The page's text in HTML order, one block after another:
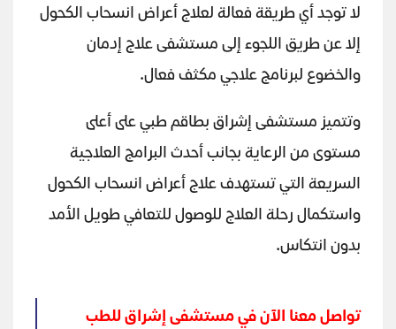
لا توجد أي طريقة فعالة لعلاج أعراض انسحاب الكحول
إلا عن طريق اللجوء إلى مستشفى علاج إدمان
والخضوع لبرنامج علاجي مكثف فعال.
وتتميز مستشفى إشراق بطاقم طبي على أعلى
مستوى من الرعاية بجانب أحدث البرامج العلاجية
السريعة التي تستهدف علاج أعراض انسحاب الكحول
واستكمال رحلة العلاج للوصول للتعافي طويل الأمد
بدون انتكاس.
تواصل معنا الآن في مستشفى إشراق للطب